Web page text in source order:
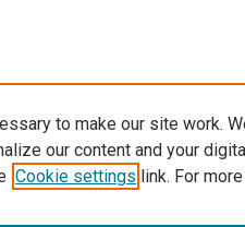
to make our site work.
our content and your
Cookie settings link. For